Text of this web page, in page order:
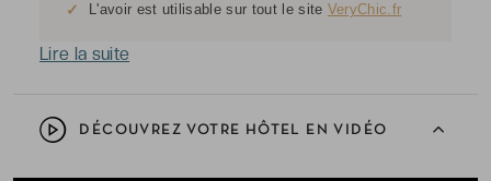
DÉCOUVREZ VOTRE HÔTEL EN VIDÉO
✓ L'avoir est utilisable sur tout le site VeryChic.fr
Lire la suite